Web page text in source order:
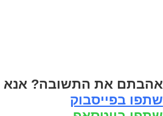
אהבתם את התשובה? אנא
שתפו בפייסבוק